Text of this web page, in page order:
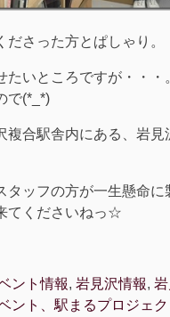
さった方とぱしゃり。
たいところですが・・・
で(*_*)
複合駅舎内にある、岩見
タッフの方が一生懸命に
てくださいねっ☆
ント情報, 岩見沢情報,
ント、駅まるプロジェ